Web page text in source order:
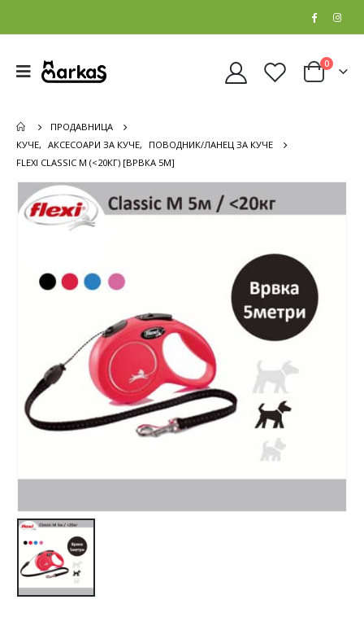
0
ПРОДАВНИЦА
КУЧЕ, АКСЕСОАРИ ЗА КУЧЕ,
ПОВОДНИК/ЛАНЕЦ ЗА КУЧЕ
FLEXI CLASSIC М (<20КГ) [ВРВКА 5М]